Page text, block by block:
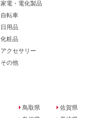
家電・電化製品
自転車
日用品
化粧品
アクセサリー
その他
鳥取県
佐賀県